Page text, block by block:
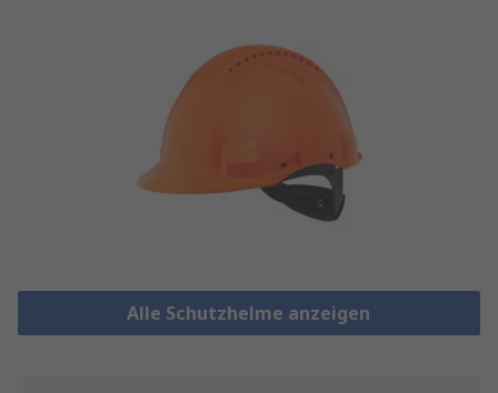
Alle Schutzhelme anzeigen